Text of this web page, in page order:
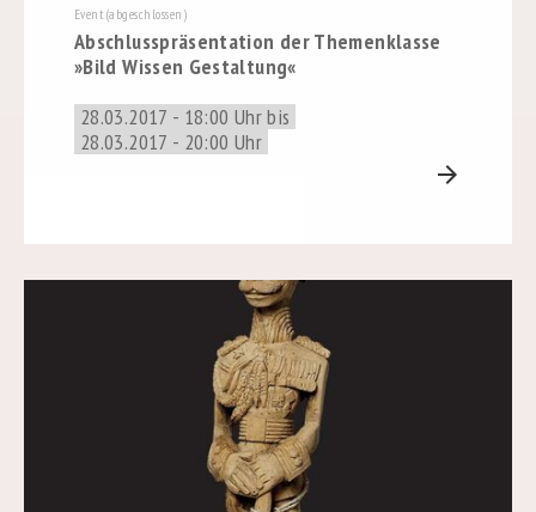
Event (abgeschlossen)
Abschlusspräsentation der Themenklasse
»Bild Wissen Gestaltung«
28.03.2017 - 18:00 Uhr bis
28.03.2017 - 20:00 Uhr
arrow_forward